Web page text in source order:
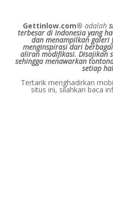
Gettinlow.com® adalah
terbesar di Indonesia yang
dan menampilkan galeri
menginspirasi dari
aliran modifikasi. Disajikan
sehingga menawarkan
setiap
Tertarik menghadirkan
situs ini, silahkan baca